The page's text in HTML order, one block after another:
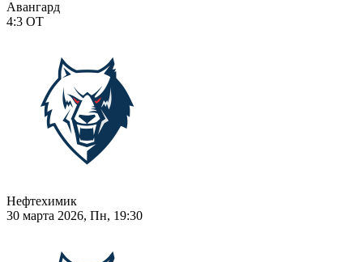
Авангард
4:3 ОТ
Нефтехимик
30 марта 2026, Пн, 19:30